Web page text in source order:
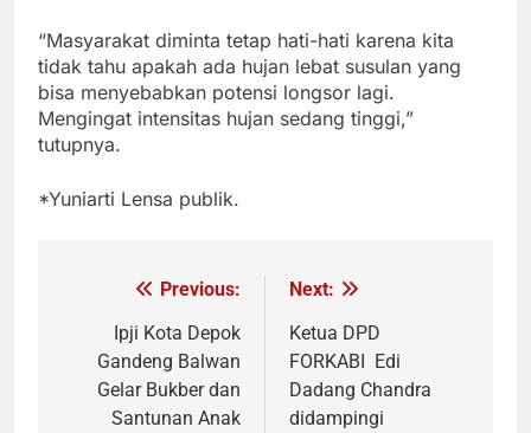
“Masyarakat diminta tetap hati-hati karena kita
tidak tahu apakah ada hujan lebat susulan yang
bisa menyebabkan potensi longsor lagi.
Mengingat intensitas hujan sedang tinggi,”
tutupnya.
*Yuniarti Lensa publik.
NavigasiPrevious:
Ipji Kota Depok
Gandeng Balwan
Gelar Bukber dan
Santunan Anak
Next:
Ketua DPD
FORKABI Edi
Dadang Chandra
didampingi